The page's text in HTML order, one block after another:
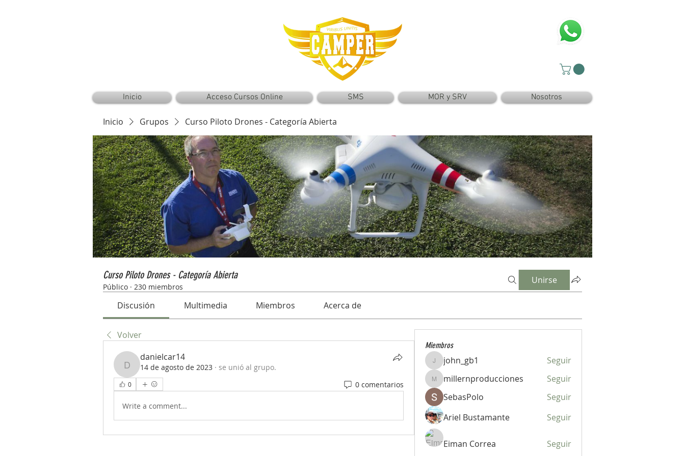
Inicio Acceso Cursos Online SMS MOR y SRV Nosotros
Inicio Grupos Curso Piloto Drones - Categoría Abierta
Curso Piloto Drones - Categoría Abierta
Público · 230 miembros
Unirse
Discusión Multimedia Miembros Acerca de
Volver
danielcar14
danielcar14
14 de agosto de 2023 · se unió al grupo.
0 0 comentarios
Write a comment...
Miembros
john_gb1
john_gb1 Seguir
millernproducciones
millernproducciones
Seguir
SebasPolo
Seguir
Ariel Bustamante
Seguir
Eiman Correa Seguir